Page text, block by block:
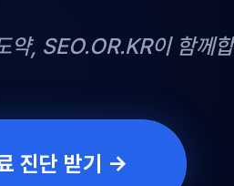
약, SEO.OR.KR이 함께
진단 받기 →